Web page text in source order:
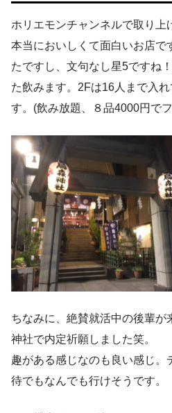
ホリエモンチャンネルで取り上
本当においしくて面白いお店で
たですし、文句なし星5ですね
た飲みます。2Fは16人まで入
す。(飲み放題、８品4000円で
ちなみに、絶賛就活中の後輩が
神社で内定祈願しました笑。
趣がある感じなのも良い感じ。
待でもなんでも行けそうです。